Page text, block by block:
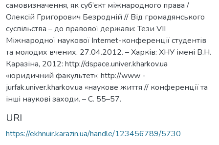
самовизначення, як суб’єкт міжнародного права /
Олексій Григорович Безродній // Від громадянського
суспільства – до правової держави: Тези VIІ
Міжнародної наукової Internet-конференції студентів
та молодих вчених. 27.04.2012. – Харків: ХНУ імені В.Н.
Каразіна, 2012: http://dspace.univer.kharkov.ua
«юридичний факультет»; http://www -
jurfak.univer.kharkov.ua «наукове життя // конференції та
інші наукові заходи. – С. 55–57.
URI
https://ekhnuir.karazin.ua/handle/123456789/5730